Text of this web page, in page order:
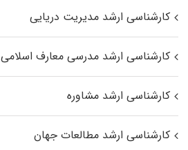
کارشناسی ارشد مدیریت دریایی
کارشناسی ارشد مدرسی معارف اسلامی
کارشناسی ارشد مشاوره
کارشناسی ارشد مطالعات جهان